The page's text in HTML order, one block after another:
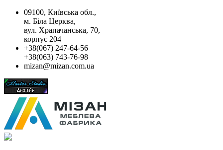
09100, Київська обл.,
м. Біла Церква,
вул. Храпачанська, 70,
корпус 204
+38(067) 247-64-56
+38(063) 743-76-98
mizan@mizan.com.ua